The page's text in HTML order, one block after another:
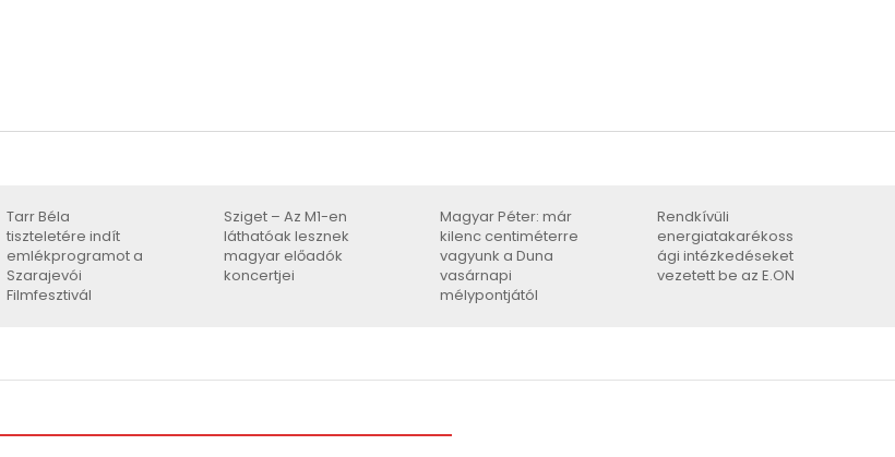
Tarr Béla
tiszteletére indít
emlékprogramot a
Szarajevói
Filmfesztivál
Sziget – Az M1-en
láthatóak lesznek
magyar előadók
koncertjei
Magyar Péter: már
kilenc centiméterre
vagyunk a Duna
vasárnapi
mélypontjától
Rendkívüli
energiatakarékoss
ági intézkedéseket
vezetett be az E.ON